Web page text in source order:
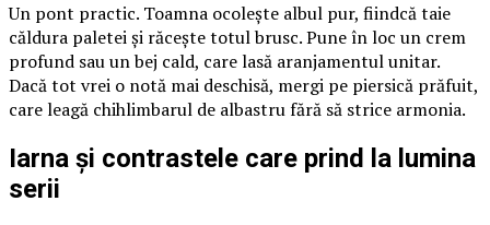
Un pont practic. Toamna ocolește albul pur, fiindcă taie
căldura paletei și răcește totul brusc. Pune în loc un crem
profund sau un bej cald, care lasă aranjamentul unitar.
Dacă tot vrei o notă mai deschisă, mergi pe piersică prăfuit,
care leagă chihlimbarul de albastru fără să strice armonia.
Iarna și contrastele care prind la lumina
serii